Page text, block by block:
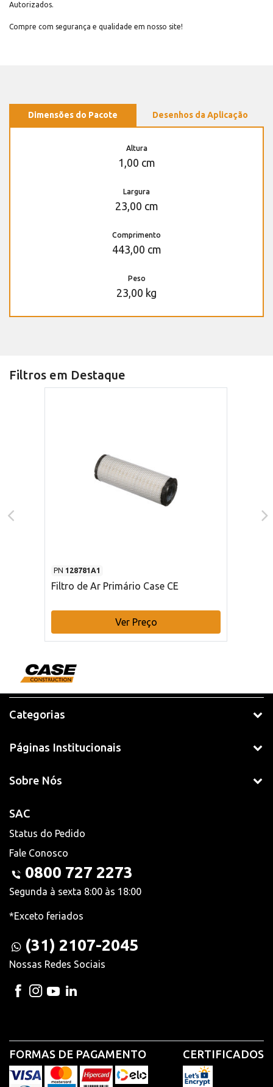
Autorizados.
Compre com segurança e qualidade em nosso site!
Dimensões do Pacote Desenhos da Aplicação
Altura
1,00 cm
Largura
23,00 cm
Comprimento
443,00 cm
Peso
23,00 kg
Filtros em Destaque
PN 128781A1
Filtro de Ar Primário Case CE
Ver Preço
Categorias
Páginas Institucionais
Sobre Nós
SAC
Status do Pedido
Fale Conosco
0800 727 2273
Segunda à sexta 8:00 às 18:00
*Exceto feriados
(31) 2107-2045
Nossas Redes Sociais
FORMAS DE PAGAMENTO CERTIFICADOS